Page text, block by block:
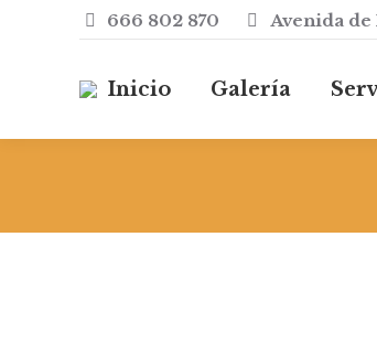
666 802 870 Avenida de
Inicio Galería